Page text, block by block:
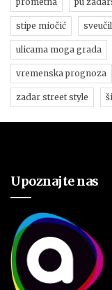
stipe miočić
ulicama moga grada
vremenska prognoza
zadar street style
Upoznajte nas